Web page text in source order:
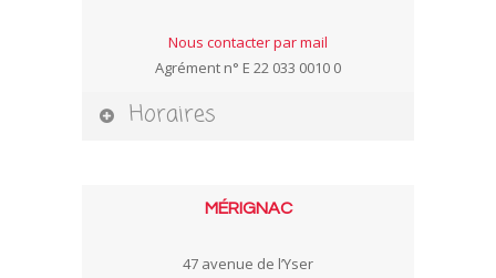
Nous contacter par mail
Agrément n° E 22 033 0010 0
Horaires
MÉRIGNAC
47 avenue de l’Yser